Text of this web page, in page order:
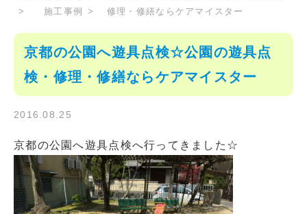
施工事例
修理・修繕ならケアマイスター
京都の公園へ遊具点検☆公園の遊具点
検・修理・修繕ならケアマイスター
2016.08.25
京都の公園へ遊具点検へ行ってきました☆